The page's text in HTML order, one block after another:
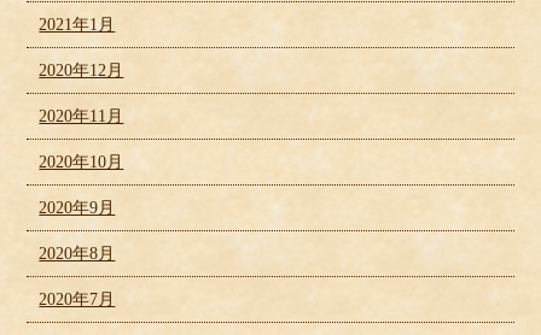
2021年1月
2020年12月
2020年11月
2020年10月
2020年9月
2020年8月
2020年7月